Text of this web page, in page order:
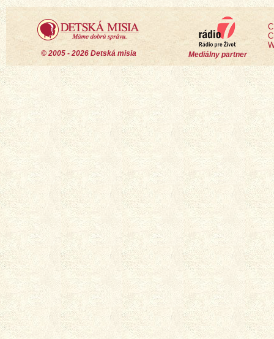
© 2005 - 2026 Detská misia Mediálny partner